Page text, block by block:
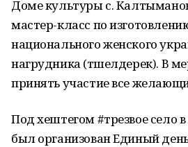
Доме культуры с.
мастер-класс по
национального женского
нагрудника (түшелдерек). В
принять участие все
Под хештегом #трезвое село
был организован Единый